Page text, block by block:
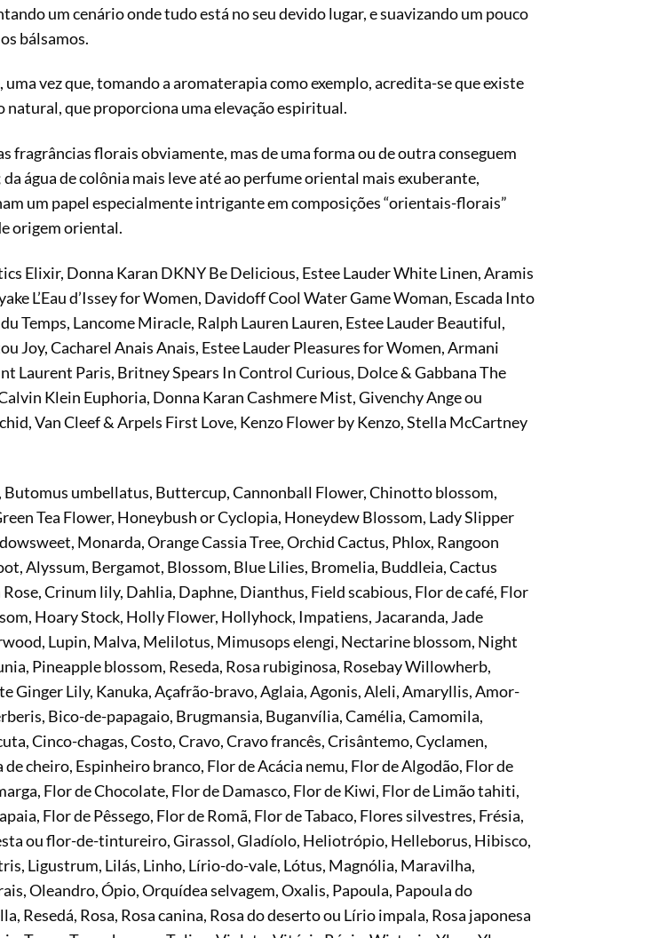
um cenário onde tudo está no seu devido lugar, e suavizando um pouco
bálsamos.
vez que, tomando a aromaterapia como exemplo, acredita-se que existe
que proporciona uma elevação espiritual.
florais obviamente, mas de uma forma ou de outra conseguem
água de colônia mais leve até ao perfume oriental mais exuberante,
um papel especialmente intrigante em composições “orientais-florais”
origem oriental.
Elixir, Donna Karan DKNY Be Delicious, Estee Lauder White Linen, Aramis
L’Eau d’Issey for Women, Davidoff Cool Water Game Woman, Escada Into
Temps, Lancome Miracle, Ralph Lauren Lauren, Estee Lauder Beautiful,
Joy, Cacharel Anais Anais, Estee Lauder Pleasures for Women, Armani
Laurent Paris, Britney Spears In Control Curious, Dolce & Gabbana The
Klein Euphoria, Donna Karan Cashmere Mist, Givenchy Ange ou
Van Cleef & Arpels First Love, Kenzo Flower by Kenzo, Stella McCartney
umbellatus, Buttercup, Cannonball Flower, Chinotto blossom,
Tea Flower, Honeybush or Cyclopia, Honeydew Blossom, Lady Slipper
Monarda, Orange Cassia Tree, Orchid Cactus, Phlox, Rangoon
Alyssum, Bergamot, Blossom, Blue Lilies, Bromelia, Buddleia, Cactus
Crinum lily, Dahlia, Daphne, Dianthus, Field scabious, Flor de café, Flor
Hoary Stock, Holly Flower, Hollyhock, Impatiens, Jacaranda, Jade
Lupin, Malva, Melilotus, Mimusops elengi, Nectarine blossom, Night
Pineapple blossom, Reseda, Rosa rubiginosa, Rosebay Willowherb,
Ginger Lily, Kanuka, Açafrão-bravo, Aglaia, Agonis, Aleli, Amaryllis, Amor-
Bico-de-papagaio, Brugmansia, Buganvília, Camélia, Camomila,
Cinco-chagas, Costo, Cravo, Cravo francês, Crisântemo, Cyclamen,
cheiro, Espinheiro branco, Flor de Acácia nemu, Flor de Algodão, Flor de
Flor de Chocolate, Flor de Damasco, Flor de Kiwi, Flor de Limão tahiti,
Flor de Pêssego, Flor de Romã, Flor de Tabaco, Flores silvestres, Frésia,
ou flor-de-tintureiro, Girassol, Gladíolo, Heliotrópio, Helleborus, Hibisco,
Ligustrum, Lilás, Linho, Lírio-do-vale, Lótus, Magnólia, Maravilha,
Oleandro, Ópio, Orquídea selvagem, Oxalis, Papoula, Papoula do
Resedá, Rosa, Rosa canina, Rosa do deserto ou Lírio impala, Rosa japonesa